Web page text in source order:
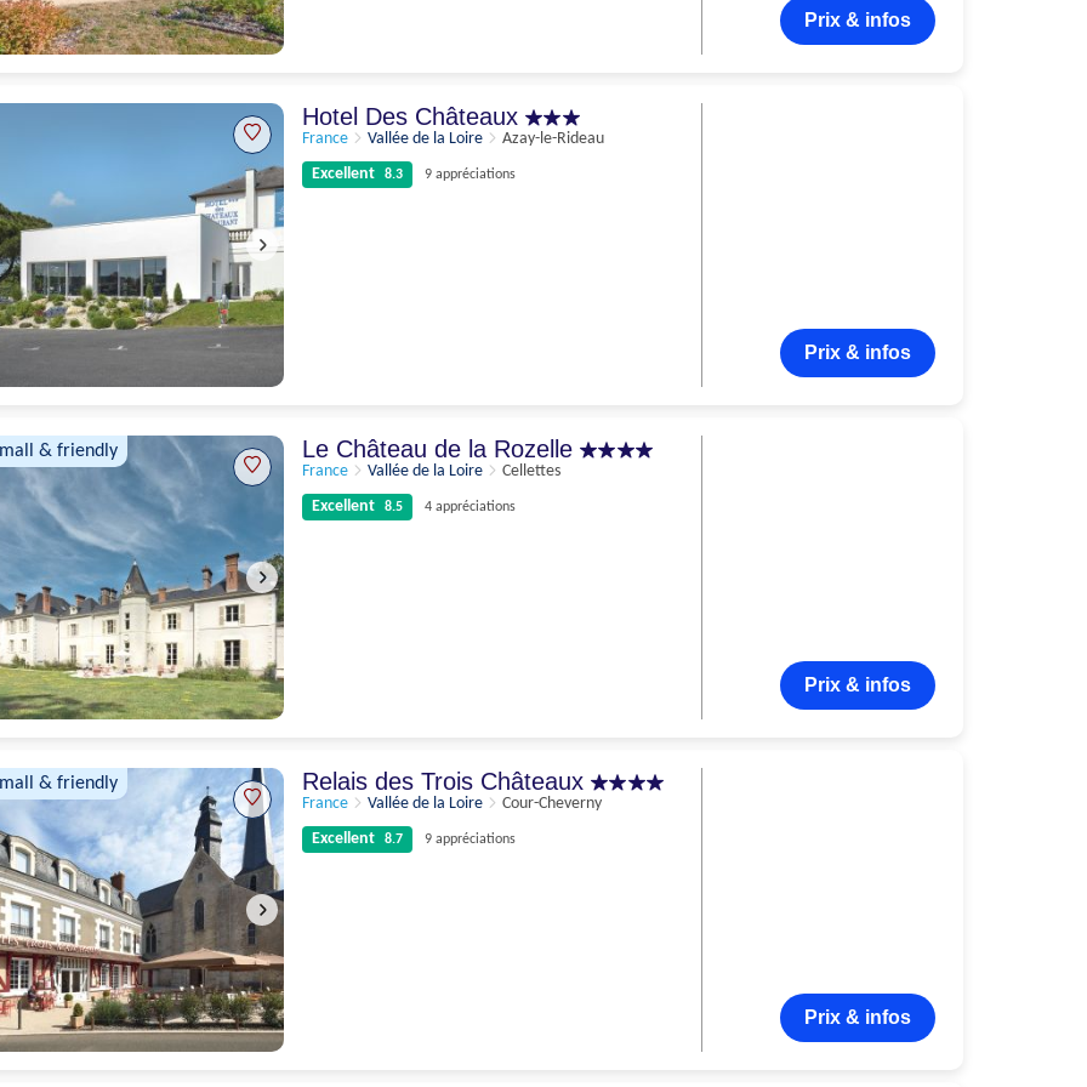
7 appréciations
Prix & infos
9 appréciations
Hotel Des Châteaux
France Vallée de la Loire
Azay-le-Rideau
Excellent
8.3 9 appréciations
Prix & infos
& friendly
4 appréciations
Le Château de la Rozelle
France Vallée de la Loire
Cellettes
Excellent
8.5 4 appréciations
Prix & infos
& friendly Relais des Trois Châteaux
France Vallée de la Loire
Cour-Cheverny
Excellent
8.7 9 appréciations
Prix & infos